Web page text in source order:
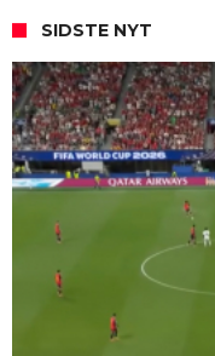
SIDSTE NYT